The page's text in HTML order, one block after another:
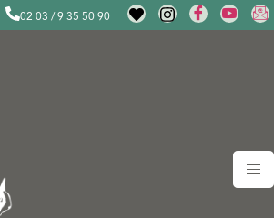
02 03 / 9 35 50 90